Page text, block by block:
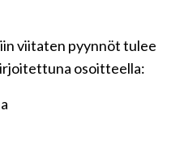
viitaten pyynnöt tulee
osoitteella: